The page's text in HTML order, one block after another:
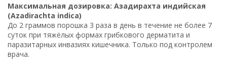
Максимальная дозировка: Азадирахта индийская
(Azadirachta indica)
До 2 граммов порошка 3 раза в день в течение не более 7
суток при тяжёлых формах грибкового дерматита и
паразитарных инвазиях кишечника. Только под контролем
врача.